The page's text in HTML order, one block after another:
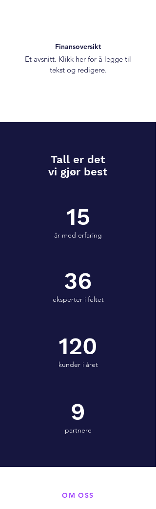
Finansoversikt
Et avsnitt. Klikk her for å legge til
tekst og redigere.
Tall er det
vi gjør best
15
år med erfaring
36
eksperter i feltet
120
kunder i året
9
partnere
OM OSS